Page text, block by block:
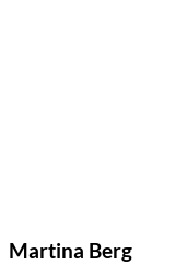
Martina Berg